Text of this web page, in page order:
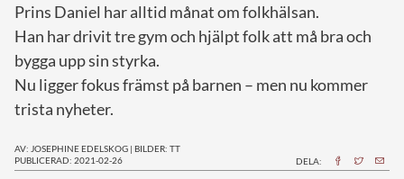
Prins Daniel har alltid månat om folkhälsan.
Han har drivit tre gym och hjälpt folk att må bra och
bygga upp sin styrka.
Nu ligger fokus främst på barnen – men nu kommer
trista nyheter.
AV: JOSEPHINE EDELSKOG | BILDER: TT
PUBLICERAD: 2021-02-26
DELA: